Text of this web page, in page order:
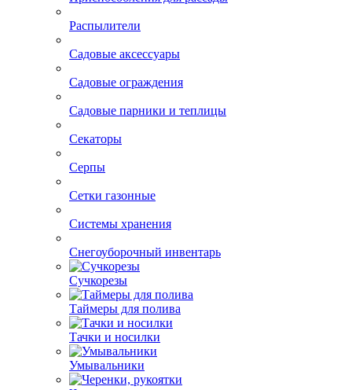
Распылители
Садовые аксессуары
Садовые ограждения
Садовые парники и теплицы
Секаторы
Серпы
Сетки газонные
Системы хранения
Снегоуборочный инвентарь
Сучкорезы
Таймеры для полива
Тачки и носилки
Умывальники